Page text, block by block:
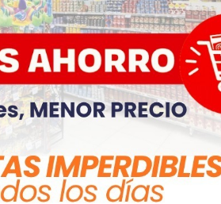
FIGHIERA GENERAL LAGOS POLICIALES